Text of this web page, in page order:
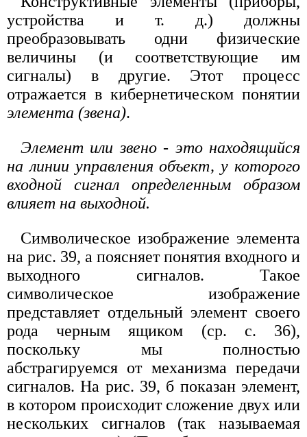
устройства и т. д.) должны
преобразовывать одни физические
величины (и соответствующие им
сигналы) в другие. Этот процесс
отражается в кибернетическом понятии
элемента (звена).
Элемент или звено - это находящийся
на линии управления объект, у которого
входной сигнал определенным образом
влияет на выходной.
Символическое изображение элемента
на рис. 39, а поясняет понятия входного и
выходного сигналов. Такое
символическое изображение
представляет отдельный элемент своего
рода черным ящиком (ср. с. 36),
поскольку мы полностью
абстрагируемся от механизма передачи
сигналов. На рис. 39, б показан элемент,
в котором происходит сложение двух или
нескольких сигналов (так называемая